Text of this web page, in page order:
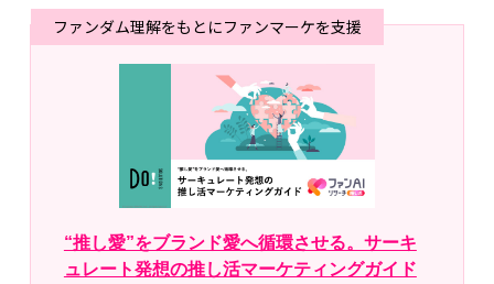
ファンダム理解をもとにファンマーケを支援
“推し愛”をブランド愛へ循環させる。サーキ
ュレート発想の推し活マーケティングガイド